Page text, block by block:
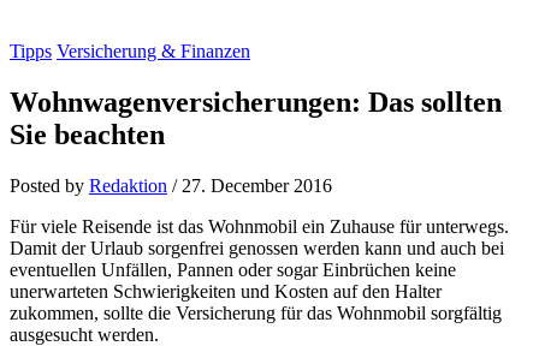
Tipps Versicherung & Finanzen
Wohnwagenversicherungen: Das sollten
Sie beachten
Posted by Redaktion / 27. December 2016
Für viele Reisende ist das Wohnmobil ein Zuhause für unterwegs.
Damit der Urlaub sorgenfrei genossen werden kann und auch bei
eventuellen Unfällen, Pannen oder sogar Einbrüchen keine
unerwarteten Schwierigkeiten und Kosten auf den Halter
zukommen, sollte die Versicherung für das Wohnmobil sorgfältig
ausgesucht werden.